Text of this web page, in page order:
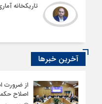
تاریکخانه
آخرین خبرها
از ضرورت
اصلاح